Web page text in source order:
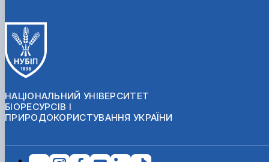
НАЦІОНАЛЬНИЙ УНІВЕРСИТЕТ
БІОРЕСУРСІВ І
ПРИРОДОКОРИСТУВАННЯ УКРАЇНИ